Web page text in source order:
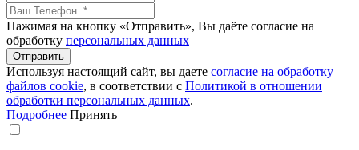
Нажимая на кнопку «Отправить», Вы даёте согласие на
обработку персональных данных
Используя настоящий сайт, вы даете согласие на обработку
файлов сookie, в соответствии с Политикой в отношении
обработки персональных данных.
Подробнее Принять